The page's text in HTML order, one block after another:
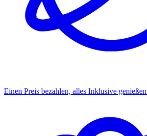
Einen Preis bezahlen, alles Inklusive genießen